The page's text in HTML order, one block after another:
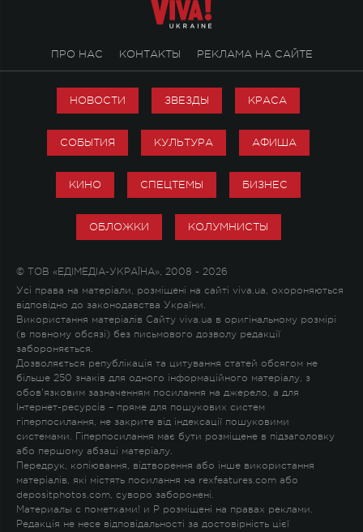
ПРО НАС КОНТАКТЫ РЕКЛАМА НА САЙТЕ
НОВОСТИ ЗВЕЗДЫ КРАСА
СОБЫТИЯ КУЛЬТУРА АФИША
КИНО СПЕЦТЕМЫ БИЗНЕС
ОБЛОЖКИ КОЛУМНИСТЫ
© ТОВ «ЕДІМЕДІА-УКРАЇНА», 2008 - 2026
Усі права на матеріали, розміщені на сайті viva.ua, охороняються
відповідно до законодавства України.
Використання матеріалів Сайту viva.ua в оригінальному розмірі
(в повному обсязі) без письмового дозволу редакції
забороняється.
Дозволяється републікація та цитування статей обсягом не
більше 250 знаків для одного інформаційного матеріалу, з
обов'язковим зазначенням посилання на джерело, а для
Інтернет-ресурсів – пряме для пошукових систем
гіперпосилання, не закрите від індексації пошуковими
системами. Гіперпосилання має бути розміщене в підзаголовку
або першому абзаці матеріалу.
Передрук, копіювання, відтворення або інше використання
матеріалів, які містять посилання на rexfeatures.com або
depositphotos.com, суворо заборонені.
Материалы с пометками! и P розміщені на правах реклами.
Редакція не несе відповідальності за достовірність цієї